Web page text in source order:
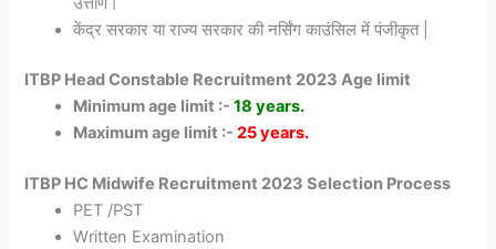
केंद्र सरकार या राज्य सरकार की नर्सिंग काउंसिल में पंजीकृत |
ITBP Head Constable Recruitment 2023 Age limit
Minimum age limit :-18 years.
Maximum age limit :- 25 years.
ITBP HC Midwife Recruitment 2023 Selection Process
PET /PST
Written Examination